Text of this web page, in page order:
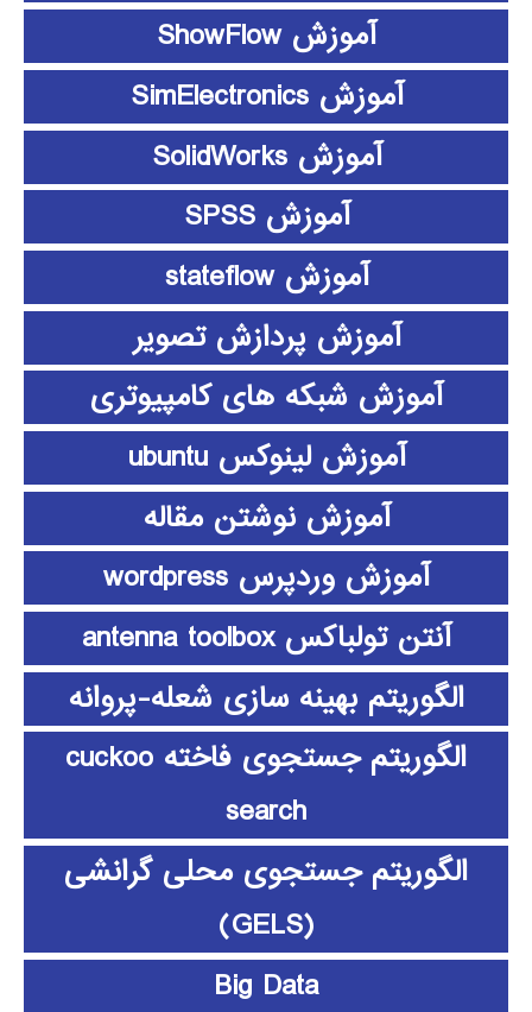
آموزش ShowFlow
آموزش SimElectronics
آموزش SolidWorks
آموزش SPSS
آموزش stateflow
آموزش پردازش تصویر
آموزش شبکه های کامپیوتری
آموزش لینوکس ubuntu
آموزش نوشتن مقاله
آموزش وردپرس wordpress
آنتن تولباکس antenna toolbox
الگوریتم بهینه سازی شعله-پروانه
الگوریتم جستجوی فاخته cuckoo
search
الگوریتم جستجوی محلی گرانشی
(GELS)
Big Data